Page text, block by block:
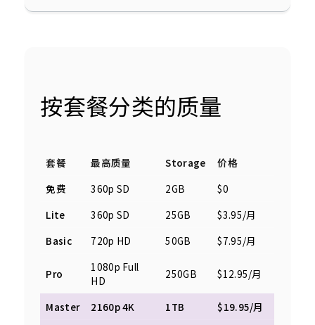
按套餐分类的质量
套餐 最高质量 Storage
价格
免费
360p SD 2GB
$0
Lite
360p SD 25GB
$3.95/月
Basic
720p HD 50GB $7.95/月
Pro
1080p Full
HD
250GB $12.95/月
Master 2160p 4K 1TB $19.95/月